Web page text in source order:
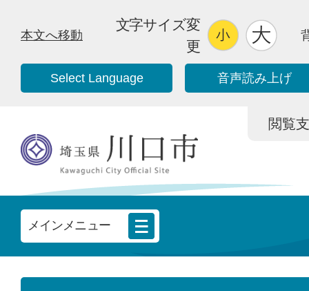
本文へ移動
文字サイズ変
更
Select Language 音声読み上げ
閲覧
メインメニュー